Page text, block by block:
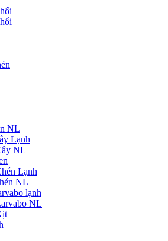
NL
Lạnh
NL
Lạnh
NL
lạnh
NL